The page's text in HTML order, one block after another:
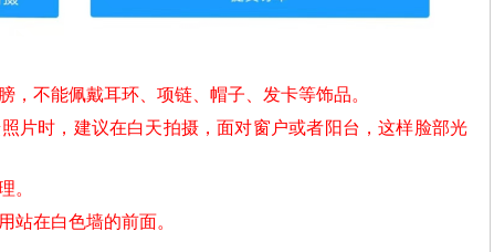
，不能佩戴耳环、项链、帽子、发卡等饰品。
片时，建议在白天拍摄，面对窗户或者阳台，这样脸部光
。
站在白色墙的前面。